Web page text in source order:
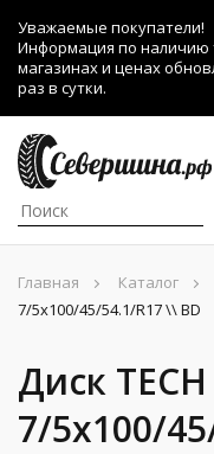
Уважаемые покупатели!
Информация по наличию
магазинах и ценах
раз в сутки.
Главная Каталог
7/5x100/45/54.1/R17 \\ BD
Диск
7/5x100/